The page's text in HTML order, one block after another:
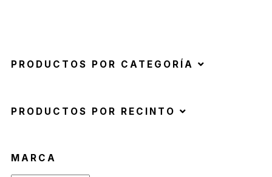
PRODUCTOS POR CATEGORÍA
PRODUCTOS POR RECINTO
MARCA